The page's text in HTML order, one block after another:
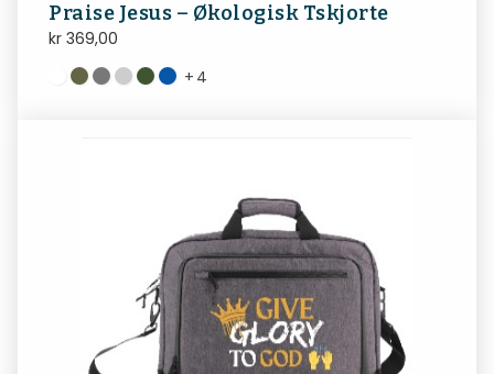
Praise Jesus – Økologisk Tskjorte
kr 369,00
+ 4